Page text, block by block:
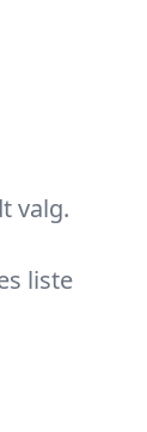
valg.
liste